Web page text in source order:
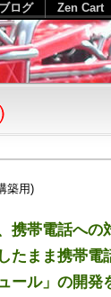
築用)
携帯電話へ
たまま携帯電
ール」の開発
ブログ Zen Cart